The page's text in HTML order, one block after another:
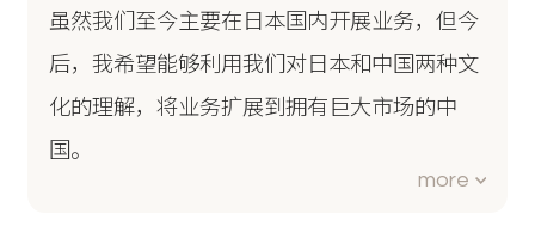
虽然我们至今主要在日本国内开展业务，但今
后，我希望能够利用我们对日本和中国两种文
化的理解，将业务扩展到拥有巨大市场的中
国。
more